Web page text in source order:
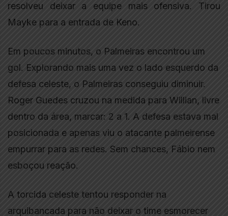
resolveu deixar a equipe mais ofensiva. Tirou
Mayke para a entrada de Keno.
Em poucos minutos, o Palmeiras encontrou um
gol. Explorando mais uma vez o lado esquerdo da
defesa celeste, o Palmeiras conseguiu diminuir.
Roger Guedes cruzou na medida para Willian, livre
dentro da área, marcar: 2 a 1. A defesa estava mal
posicionada e apenas viu o atacante palmeirense
empurrar para as redes. Sem chances, Fábio nem
esboçou reação.
A torcida celeste tentou responder na
arquibancada para não deixar o time esmorecer